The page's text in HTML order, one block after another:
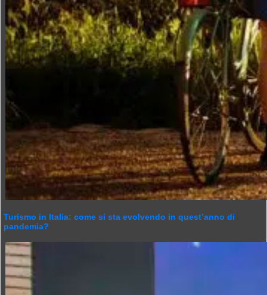
Turismo in Italia: come si sta evolvendo in quest’anno di
pandemia?